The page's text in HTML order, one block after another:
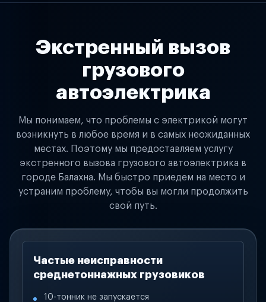
Экстренный вызов
грузового
автоэлектрика
Мы понимаем, что проблемы с электрикой могут
возникнуть в любое время и в самых неожиданных
местах. Поэтому мы предоставляем услугу
экстренного вызова грузового автоэлектрика в
городе Балахна. Мы быстро приедем на место и
устраним проблему, чтобы вы могли продолжить
свой путь.
Частые неисправности
среднетоннажных грузовиков
10-тонник не запускается